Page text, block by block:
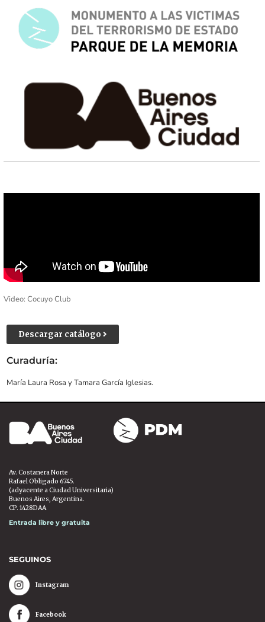
Video: Cocuyo Club
Descargar catálogo
Curaduría:
María Laura Rosa y Tamara García Iglesias.
Av. Costanera Norte
Rafael Obligado 6745.
(adyacente a Ciudad Universitaria)
Buenos Aires, Argentina.
CP. 1428DAA
Entrada libre y gratuita
SEGUINOS
Instagram
Facebook